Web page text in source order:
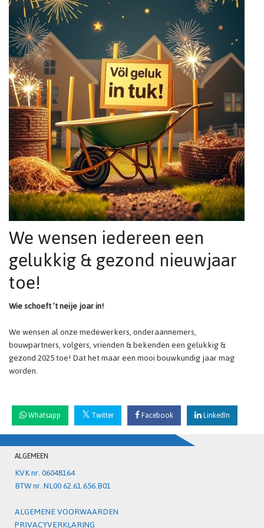
We wensen iedereen een
gelukkig & gezond nieuwjaar
toe!
Wie schoeft ’t neije joar in!
We wensen al onze medewerkers, onderaannemers,
bouwpartners, volgers, vrienden & bekenden een gelukkig &
gezond 2025 toe! Dat het maar een mooi bouwkundig jaar mag
worden.
Whatsapp Twitter Facebook LinkedIn
ALGEMEEN
KVK nr. 06048164
BTW nr. NL00 62.61.656.B01
ALGEMENE VOORWAARDEN
PRIVACYVERKLARING